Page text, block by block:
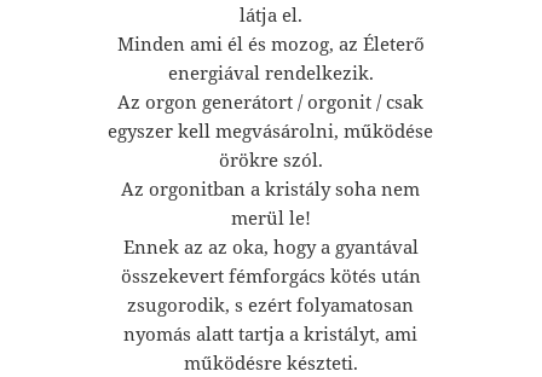
látja el.
Minden ami él és mozog, az Életerő
energiával rendelkezik.
Az orgon generátort / orgonit / csak
egyszer kell megvásárolni, működése
örökre szól.
Az orgonitban a kristály soha nem
merül le!
Ennek az az oka, hogy a gyantával
összekevert fémforgács kötés után
zsugorodik, s ezért folyamatosan
nyomás alatt tartja a kristályt, ami
működésre készteti.